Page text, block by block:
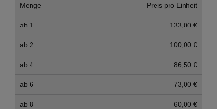
Menge Preis pro Einheit
ab 1 133,00 €
ab 2 100,00 €
ab 4 86,50 €
ab 6 73,00 €
ab 8 60,00 €